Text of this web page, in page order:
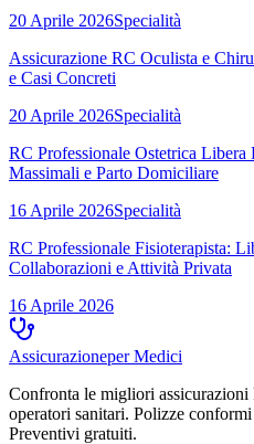
20 Aprile 2026Specialità
Assicurazione RC Oculista e
e Casi Concreti
20 Aprile 2026Specialità
RC Professionale Ostetrica Libera
Massimali e Parto Domiciliare
16 Aprile 2026Specialità
RC Professionale Fisioterapista:
Collaborazioni e Attività Privata
16 Aprile 2026
Assicurazioneper Medici
Confronta le migliori assicurazioni
operatori sanitari. Polizze
Preventivi gratuiti.